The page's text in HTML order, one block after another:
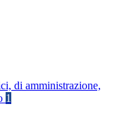
di amministrazione,
1